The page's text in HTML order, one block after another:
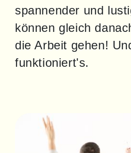
spannender und
können gleich
die Arbeit gehen!
funktioniert's.